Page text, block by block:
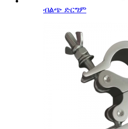
ብልጭ ድርግም